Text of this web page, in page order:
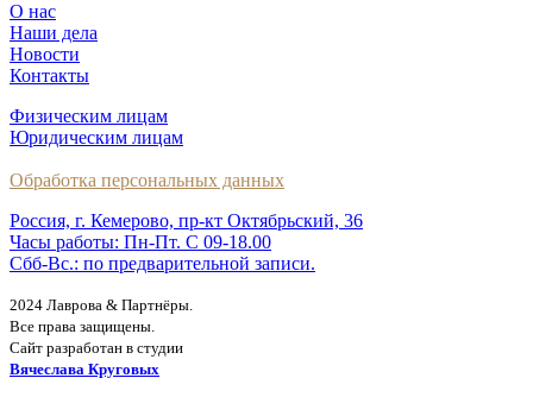
О нас
Наши дела
Новости
Контакты
Физическим лицам
Юридическим лицам
Обработка персональных данных
Россия, г. Кемерово, пр-кт Октябрьский, 36
Часы работы: Пн-Пт. С 09-18.00
Сбб-Вс.: по предварительной записи.
2024 Лаврова & Партнёры.
Все права защищены.
Сайт разработан в студии
Вячеслава Круговых